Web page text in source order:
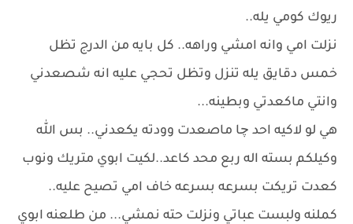
ريوك كومي يله..
نزلت امي وانه امشي وراهه.. كل بايه من الدرج تظل
خمس دقايق يله تنزل وتظل تحجي عليه انه شصعدني
وانتي ماكعدتي وبطينه...
هي لو لاكيه احد چا ماصعدت وودته يكعدني.. بس الله
وكيلكم بسته اله ربع محد كاعد..لكيت ابوي متريك ونوب
كعدت تريكت بسرعه بسرعه خاف امي تصيح عليه..
كملنه ولبست عباتي ونزلت حته نمشي... من طلعنه ابوي